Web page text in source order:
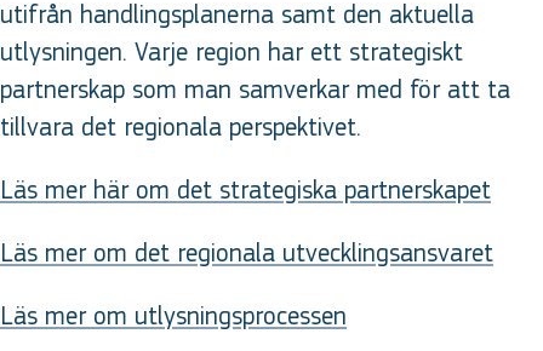
utifrån handlingsplanerna samt den aktuella
utlysningen. Varje region har ett strategiskt
partnerskap som man samverkar med för att ta
tillvara det regionala perspektivet.
Läs mer här om det strategiska partnerskapet
Läs mer om det regionala utvecklingsansvaret
Läs mer om utlysningsprocessen